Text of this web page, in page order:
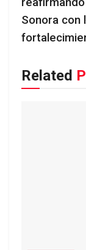
Sonora con
Related